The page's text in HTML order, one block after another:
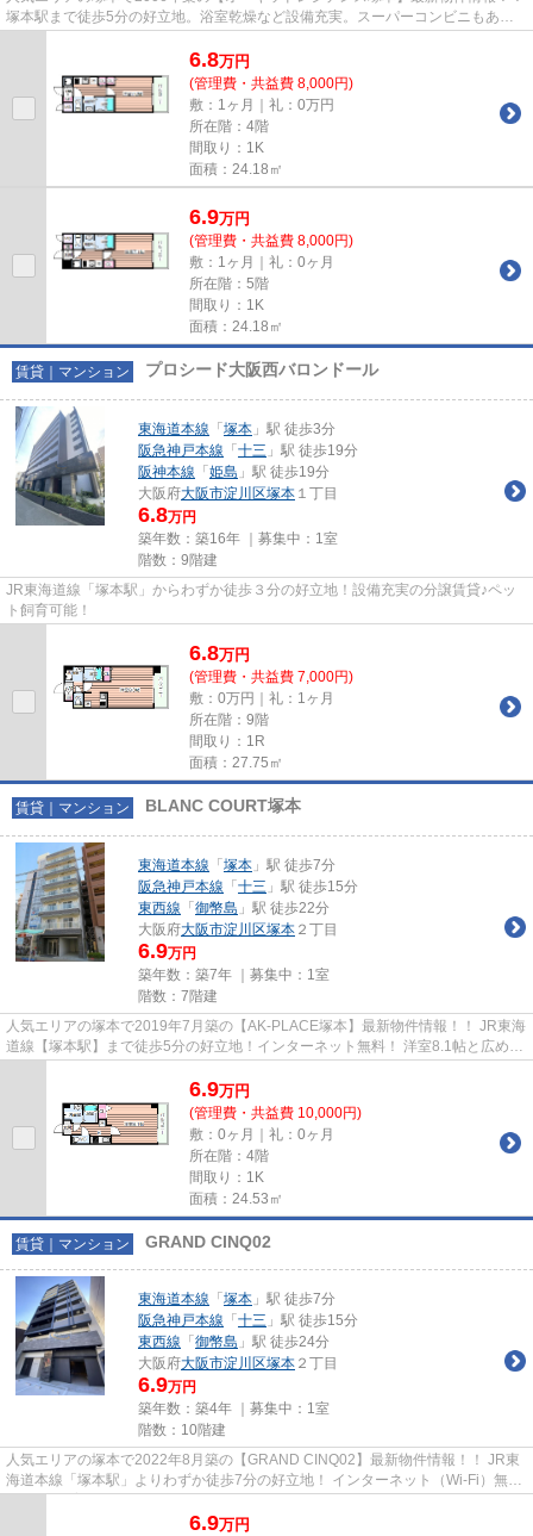
塚本駅まで徒歩5分の好立地。浴室乾燥など設備充実。スーパーコンビニもあり
6.8万円
(管理費・共益費 8,000円)
敷：1ヶ月｜礼：0万円
所在階：4階
間取り：1K
面積：24.18㎡
6.9万円
(管理費・共益費 8,000円)
敷：1ヶ月｜礼：0ヶ月
所在階：5階
間取り：1K
面積：24.18㎡
賃貸｜マンション プロシード大阪西バロンドール
東海道本線 「 塚本 」駅 徒歩3分
阪急神戸本線 「 十三 」駅 徒歩19分
阪神本線 「 姫島 」駅 徒歩19分
大阪府大阪市淀川区塚本 １丁目
6.8万円
築年数：築16年 ｜募集中： 1室
階数：9階建
JR東海道線「塚本駅」からわずか徒歩３分の好立地！設備充実の分譲賃貸♪ペッ
ト飼育可能！
6.8万円
(管理費・共益費 7,000円)
敷：0万円｜礼：1ヶ月
所在階：9階
間取り：1R
面積：27.75㎡
賃貸｜マンション BLANC COURT塚本
東海道本線 「 塚本 」駅 徒歩7分
阪急神戸本線 「 十三 」駅 徒歩15分
東西線 「 御幣島 」駅 徒歩22分
大阪府大阪市淀川区塚本 ２丁目
6.9万円
築年数：築7年 ｜募集中： 1室
階数：7階建
人気エリアの塚本で2019年7月築の【AK-PLACE塚本】最新物件情報！！ JR東海
道線【塚本駅】まで徒歩5分の好立地！インターネット無料！ 洋室8.1帖と広めの
6.9万円
(管理費・共益費 10,000円)
敷：0ヶ月｜礼：0ヶ月
所在階：4階
間取り：1K
面積：24.53㎡
賃貸｜マンション GRAND CINQ02
東海道本線 「 塚本 」駅 徒歩7分
阪急神戸本線 「 十三 」駅 徒歩15分
東西線 「 御幣島 」駅 徒歩24分
大阪府大阪市淀川区塚本 ２丁目
6.9万円
築年数：築4年 ｜募集中： 1室
階数：10階建
人気エリアの塚本で2022年8月築の【GRAND CINQ02】最新物件情報！！ JR東
海道本線「塚本駅」よりわずか徒歩7分の好立地！ インターネット（Wi-Fi）無料
6.9万円